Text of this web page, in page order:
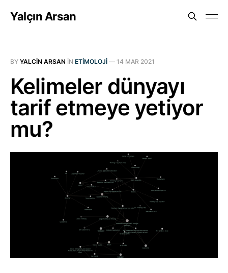
Yalçın Arsan
BY YALCIN ARSAN IN ETIMOLOJI — 14 MAR 2021
Kelimeler dünyayı
tarif etmeye yetiyor
mu?